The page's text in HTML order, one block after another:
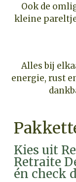
Ook de
kleine
Alles bij
energie, rust
Kies uit
Retraite
én check